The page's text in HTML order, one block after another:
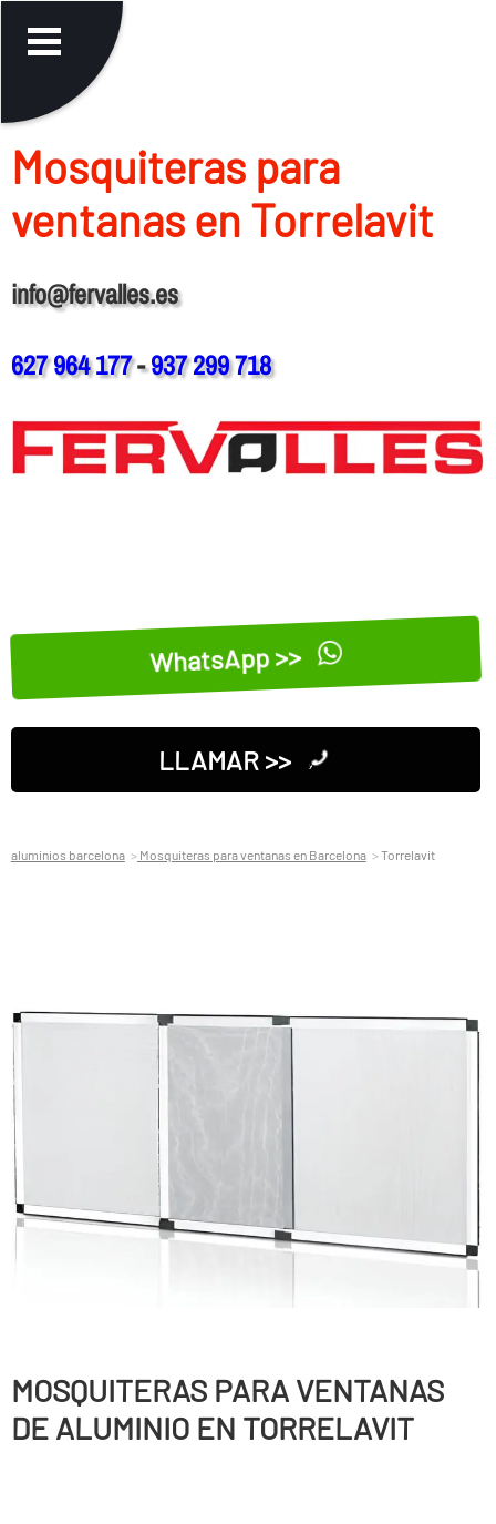
Mosquiteras para
ventanas en Torrelavit
info@fervalles.es
627 964 177-937 299 718
WhatsApp >>
LLAMAR >>
aluminios barcelona Mosquiteras para ventanas en Barcelona Torrelavit
MOSQUITERAS PARA VENTANAS
DE ALUMINIO EN TORRELAVIT